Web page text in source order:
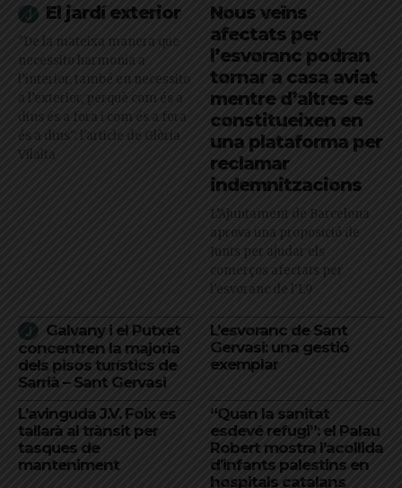
El jardí exterior
"De la mateixa manera que
necessito harmonia a
l’interior, també en necessito
a l’exterior, perquè com és a
dins és a fora i com és a fora
és a dins": l'article de Glòria
Vilalta
Nous veïns
afectats per
l’esvoranc podran
tornar a casa aviat
mentre d’altres es
constitueixen en
una plataforma per
reclamar
indemnitzacions
L’Ajuntament de Barcelona
aprova una proposició de
Junts per ajudar els
comerços afectats per
l'esvoranc de l'L9
Galvany i el Putxet
concentren la majoria
dels pisos turístics de
Sarrià – Sant Gervasi
L’esvoranc de Sant
Gervasi: una gestió
exemplar
L’avinguda J.V. Foix es
tallarà al trànsit per
tasques de
manteniment
“Quan la sanitat
esdevé refugi”: el Palau
Robert mostra l’acollida
d’infants palestins en
hospitals catalans